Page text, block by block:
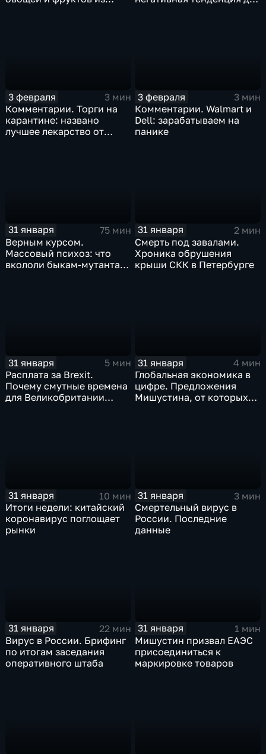
3 февраля
3 мин
Комментарии. Торги на
карантине: названо
лучшее лекарство от
3 февраля
3 мин
Комментарии. Walmart и
Dell: зарабатываем на
панике
31 января
75 мин
Верным курсом.
Массовый психоз: что
вкололи быкам-мутантам,
31 января
2 мин
Смерть под завалами.
Хроника обрушения
крыши СКК в Петербурге
31 января
5 мин
Расплата за Brexit.
Почему смутные времена
для Великобритании
31 января
4 мин
Глобальная экономика в
цифре. Предложения
Мишустина, от которых
31 января
10 мин
Итоги недели: китайский
коронавирус поглощает
рынки
31 января
3 мин
Смертельный вирус в
России. Последние
данные
31 января
22 мин
Вирус в России. Брифинг
по итогам заседания
оперативного штаба
31 января
1 мин
Мишустин призвал ЕАЭС
присоединиться к
маркировке товаров